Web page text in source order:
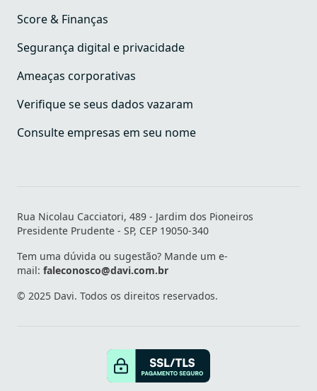
Score & Finanças
Segurança digital e privacidade
Ameaças corporativas
Verifique se seus dados vazaram
Consulte empresas em seu nome
Rua Nicolau Cacciatori, 489 - Jardim dos Pioneiros
Presidente Prudente - SP, CEP 19050-340
Tem uma dúvida ou sugestão? Mande um e-
mail: faleconosco@davi.com.br
© 2025 Davi. Todos os direitos reservados.